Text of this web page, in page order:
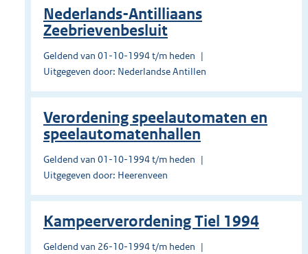
Nederlands-Antilliaans
Zeebrievenbesluit
Geldend van 01-10-1994 t/m heden
Uitgegeven door: Nederlandse Antillen
Verordening speelautomaten en
speelautomatenhallen
Geldend van 01-10-1994 t/m heden
Uitgegeven door: Heerenveen
Kampeerverordening Tiel 1994
Geldend van 26-10-1994 t/m heden